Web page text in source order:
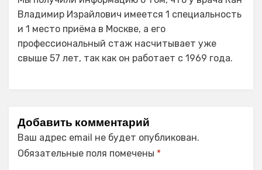
Владимир Израйлович имеется 1 специальность
и 1 место приёма в Москве, а его
профессиональный стаж насчитывает уже
свыше 57 лет, так как он работает с 1969 года.
Добавить комментарий
Ваш адрес email не будет опубликован.
Обязательные поля помечены *